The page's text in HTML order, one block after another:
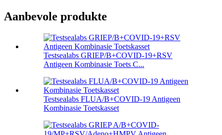
Aanbevole produkte
Testsealabs GRIEP/B+COVID-19+RSV
Antigeen Kombinasie Toets C...
Testsealabs FLUA/B+COVID-19 Antigeen
Kombinasie Toetskasset